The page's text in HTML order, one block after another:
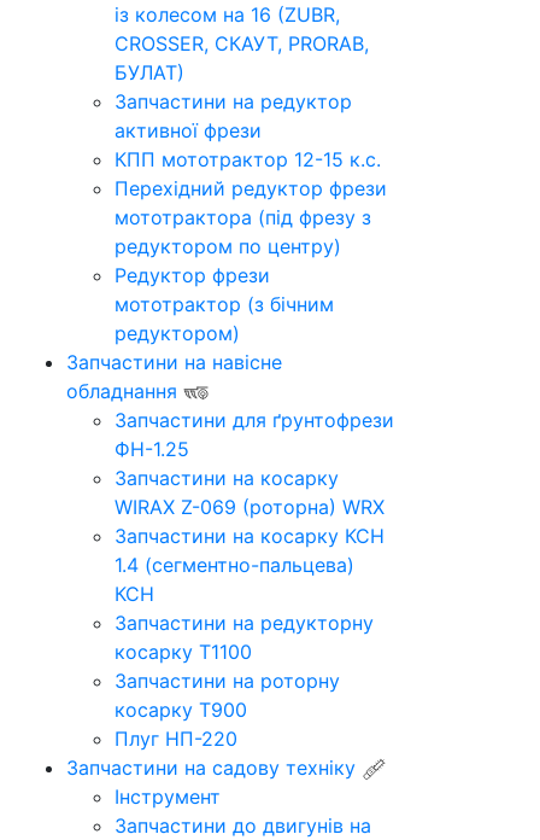
із колесом на 16 (ZUBR,
CROSSER, СКАУТ, PRORAB,
БУЛАТ)
Запчастини на редуктор
активної фрези
КПП мототрактор 12-15 к.с.
Перехідний редуктор фрези
мототрактора (під фрезу з
редуктором по центру)
Редуктор фрези
мототрактор (з бічним
редуктором)
Запчастини на навісне
обладнання
Запчастини для ґрунтофрези
ФН-1.25
Запчастини на косарку
WIRAX Z-069 (роторна) WRX
Запчастини на косарку КСН
1.4 (сегментно-пальцева)
КСН
Запчастини на редукторну
косарку Т1100
Запчастини на роторну
косарку Т900
Плуг НП-220
Запчастини на садову техніку
Інструмент
Запчастини до двигунів на